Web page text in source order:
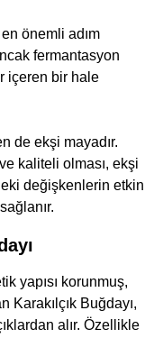
önemli adım
fermantasyon
içeren bir hale
de ekşi mayadır.
kaliteli olması, ekşi
değişkenlerin etkin
yapısı korunmuş,
Karakılçık Buğdayı,
alır. Özellikle